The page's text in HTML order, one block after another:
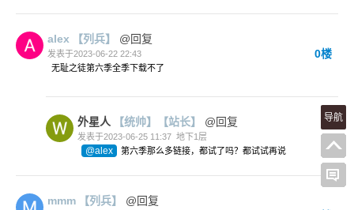
alex 【列兵】 @回复
发表于2023-06-22 22:43 0楼
无耻之徒第六季全季下载不了
外星人 【统帅】 【站长】 @回复
发表于2023-06-25 11:37 地下1层
@alex 第六季那么多链接，都试了吗？都试试再说
mmm 【列兵】
@回复
导航